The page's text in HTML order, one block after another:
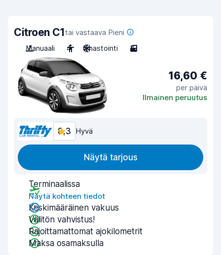
Citroen C1tai vastaava Pieni
Manuaali
4 Ilmastointi 3
16,60 €
per päivä
Ilmainen peruutus
8,3 Hyvä
Näytä tarjous
Terminaalissa
Näytä kohteen tiedot
Keskimääräinen vakuus
Välitön vahvistus!
Rajoittamattomat ajokilometrit
Maksa osamaksulla